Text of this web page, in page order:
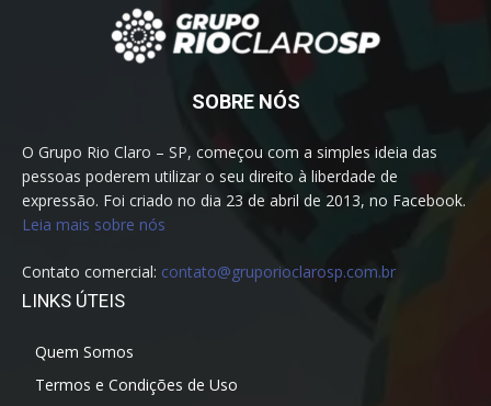
SOBRE NÓS
O Grupo Rio Claro – SP, começou com a simples ideia das
pessoas poderem utilizar o seu direito à liberdade de
expressão. Foi criado no dia 23 de abril de 2013, no Facebook.
Leia mais sobre nós
Contato comercial: contato@gruporioclarosp.com.br
LINKS ÚTEIS
Quem Somos
Termos e Condições de Uso